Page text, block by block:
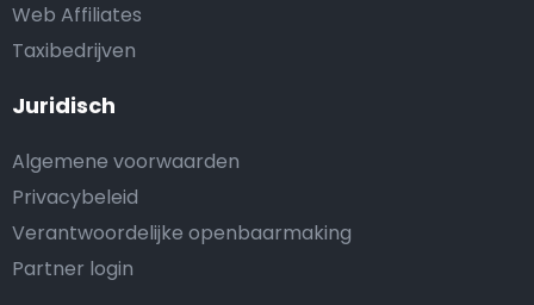
Web Affiliates
Taxibedrijven
Juridisch
Algemene voorwaarden
Privacybeleid
Verantwoordelijke openbaarmaking
Partner login